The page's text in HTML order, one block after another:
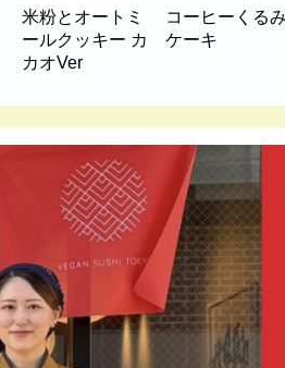
米粉とオートミ
ールクッキー カ
カオVer
コーヒーくるみ
ケーキ